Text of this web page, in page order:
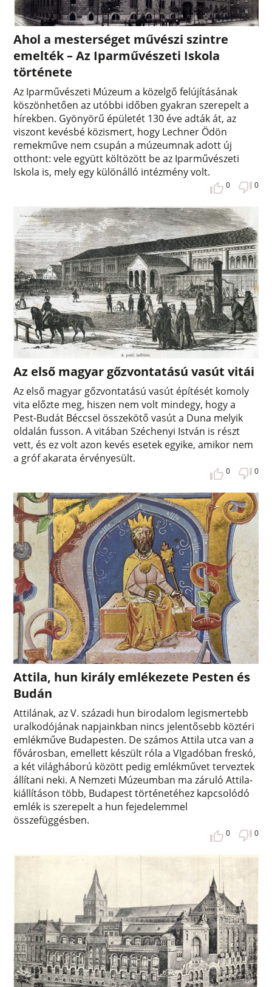
Ahol a mesterséget művészi szintre
emelték – Az Iparművészeti Iskola
története
Az Iparművészeti Múzeum a közelgő felújításának
köszönhetően az utóbbi időben gyakran szerepelt a
hírekben. Gyönyörű épületét 130 éve adták át, az
viszont kevésbé közismert, hogy Lechner Ödön
remekműve nem csupán a múzeumnak adott új
otthont: vele együtt költözött be az Iparművészeti
Iskola is, mely egy különálló intézmény volt.
0 0
Az első magyar gőzvontatású vasút vitái
Az első magyar gőzvontatású vasút építését komoly
vita előzte meg, hiszen nem volt mindegy, hogy a
Pest-Budát Béccsel összekötő vasút a Duna melyik
oldalán fusson. A vitában Széchenyi István is részt
vett, és ez volt azon kevés esetek egyike, amikor nem
a gróf akarata érvényesült.
0 0
Attila, hun király emlékezete Pesten és
Budán
Attilának, az V. századi hun birodalom legismertebb
uralkodójának napjainkban nincs jelentősebb köztéri
emlékműve Budapesten. De számos Attila utca van a
fővárosban, emellett készült róla a VIgadóban freskó,
a két világháború között pedig emlékművet terveztek
állítani neki. A Nemzeti Múzeumban ma záruló Attila-
kiállításon több, Budapest történetéhez kapcsolódó
emlék is szerepelt a hun fejedelemmel
összefüggésben.
0 0